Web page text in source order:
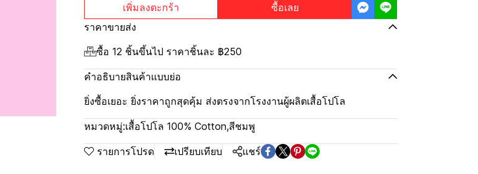
เพิ่มลงตะกร้า ซื้อเลย
ราคาขายส่ง
ซื้อ 12 ชิ้นขึ้นไป ราคาชิ้นละ ฿250
คำอธิบายสินค้าแบบย่อ
ยิ่งซื้อเยอะ ยิ่งราคาถูกสุดคุ้ม ส่งตรงจากโรงงานผู้ผลิตเสื้อโปโล
หมวดหมู่:เสื้อโปโล 100% Cotton,สีชมพู
รายการโปรด เปรียบเทียบ แชร์